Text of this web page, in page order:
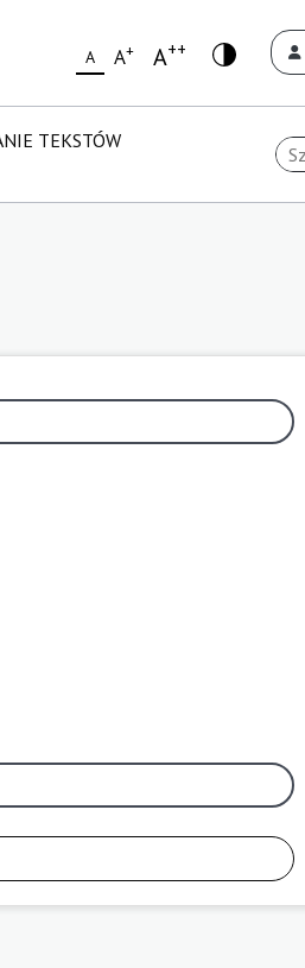
A A+ A++
TEKSTÓW